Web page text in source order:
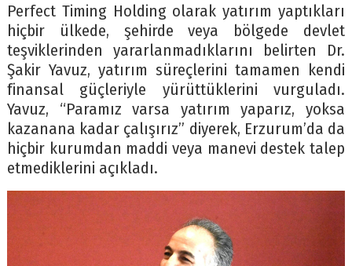
Perfect Timing Holding olarak yatırım yaptıkları
hiçbir ülkede, şehirde veya bölgede devlet
teşviklerinden yararlanmadıklarını belirten Dr.
Şakir Yavuz, yatırım süreçlerini tamamen kendi
finansal güçleriyle yürüttüklerini vurguladı.
Yavuz, “Paramız varsa yatırım yaparız, yoksa
kazanana kadar çalışırız” diyerek, Erzurum’da da
hiçbir kurumdan maddi veya manevi destek talep
etmediklerini açıkladı.